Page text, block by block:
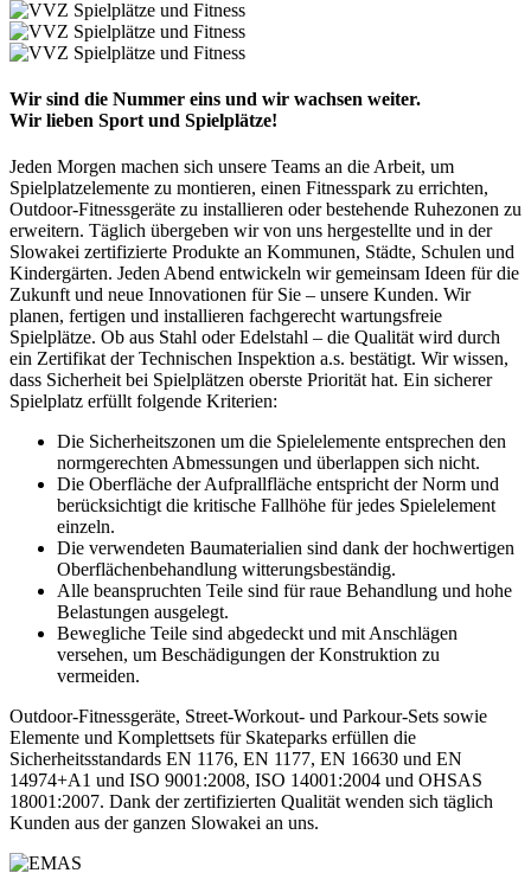
Wir sind die Nummer eins und wir wachsen weiter.
Wir lieben Sport und Spielplätze!
Jeden Morgen machen sich unsere Teams an die Arbeit, um
Spielplatzelemente zu montieren, einen Fitnesspark zu errichten,
Outdoor-Fitnessgeräte zu installieren oder bestehende Ruhezonen zu
erweitern. Täglich übergeben wir von uns hergestellte und in der
Slowakei zertifizierte Produkte an Kommunen, Städte, Schulen und
Kindergärten. Jeden Abend entwickeln wir gemeinsam Ideen für die
Zukunft und neue Innovationen für Sie – unsere Kunden. Wir
planen, fertigen und installieren fachgerecht wartungsfreie
Spielplätze. Ob aus Stahl oder Edelstahl – die Qualität wird durch
ein Zertifikat der Technischen Inspektion a.s. bestätigt. Wir wissen,
dass Sicherheit bei Spielplätzen oberste Priorität hat. Ein sicherer
Spielplatz erfüllt folgende Kriterien:
Die Sicherheitszonen um die Spielelemente entsprechen den
normgerechten Abmessungen und überlappen sich nicht.
Die Oberfläche der Aufprallfläche entspricht der Norm und
berücksichtigt die kritische Fallhöhe für jedes Spielelement
einzeln.
Die verwendeten Baumaterialien sind dank der hochwertigen
Oberflächenbehandlung witterungsbeständig.
Alle beanspruchten Teile sind für raue Behandlung und hohe
Belastungen ausgelegt.
Bewegliche Teile sind abgedeckt und mit Anschlägen
versehen, um Beschädigungen der Konstruktion zu
vermeiden.
Outdoor-Fitnessgeräte, Street-Workout- und Parkour-Sets sowie
Elemente und Komplettsets für Skateparks erfüllen die
Sicherheitsstandards EN 1176, EN 1177, EN 16630 und EN
14974+A1 und ISO 9001:2008, ISO 14001:2004 und OHSAS
18001:2007. Dank der zertifizierten Qualität wenden sich täglich
Kunden aus der ganzen Slowakei an uns.